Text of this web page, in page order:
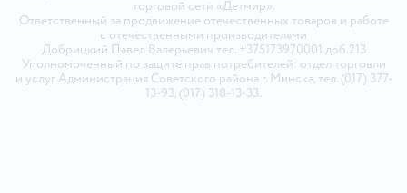
торговой сети «Детмир».
Ответственный за продвижение отечественных товаров и работе
с отечественными производителями
Добрицкий Павел Валерьевич тел. +375173970001 доб.213
Уполномоченный по защите прав потребителей: отдел торговли
и услуг Администрация Советского района г. Минска, тел. (017) 377-
13-93, (017) 318-13-33.